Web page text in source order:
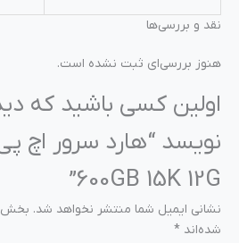
نقد و بررسی‌ها
هنوز بررسی‌ای ثبت نشده است.
اولین کسی باشید که
600GB 15K 12G”
نشانی ایمیل شما منتشر نخواهد شد.
شده‌اند *